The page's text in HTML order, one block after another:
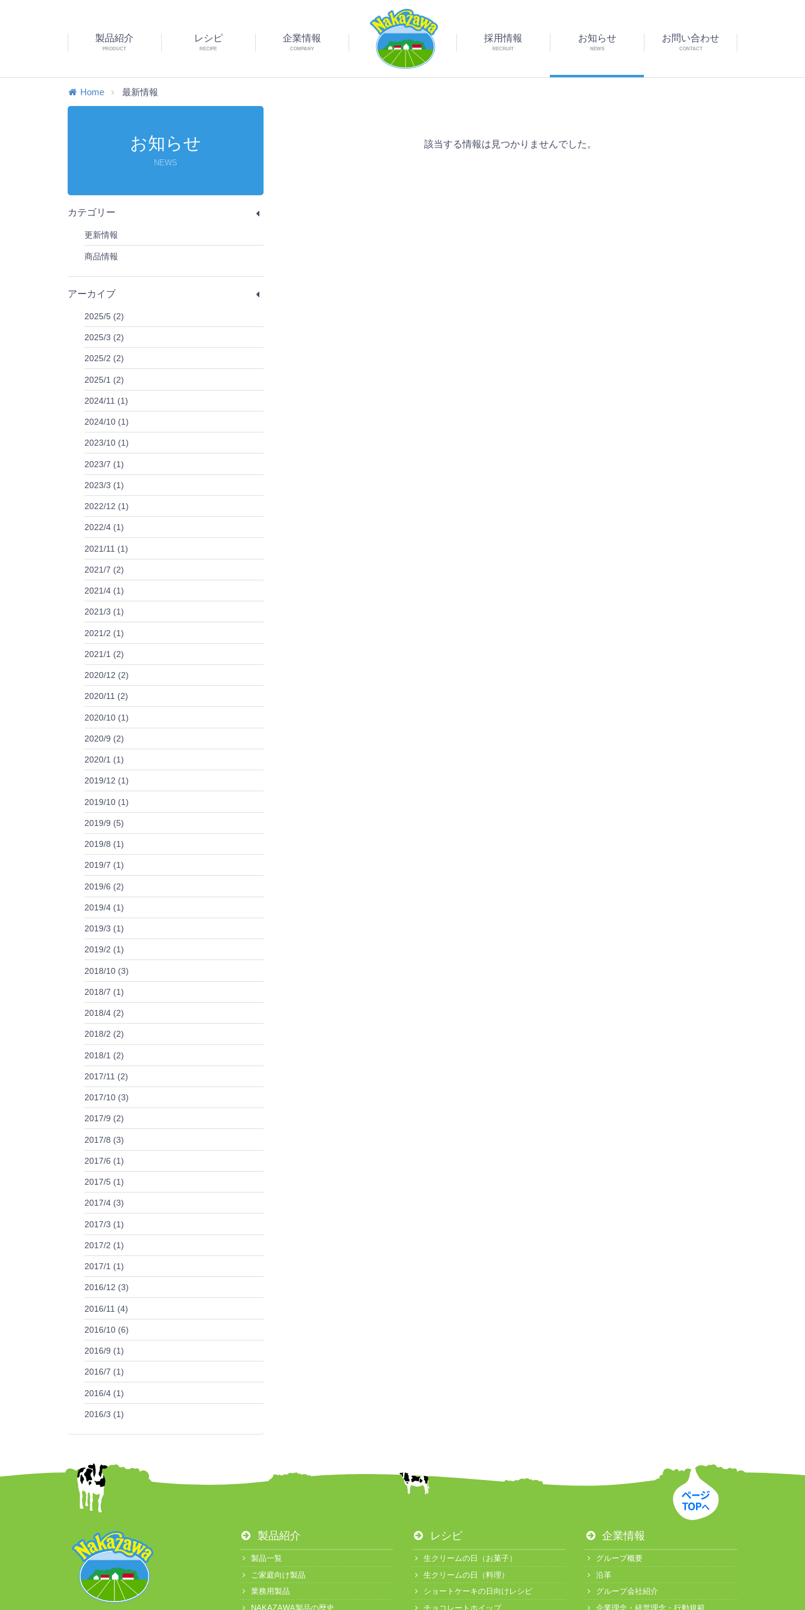
製品紹介
PRODUCT
レシピ
RECIPE
企業情報
COMPANY
採用情報
RECRUIT
お知らせ
NEWS
お問い合わせ
CONTACT
Home 最新情報
お知らせ
NEWS
カテゴリー
更新情報
商品情報
アーカイブ
2025/5 (2)
2025/3 (2)
2025/2 (2)
2025/1 (2)
2024/11 (1)
2024/10 (1)
2023/10 (1)
2023/7 (1)
2023/3 (1)
2022/12 (1)
2022/4 (1)
2021/11 (1)
2021/7 (2)
2021/4 (1)
2021/3 (1)
2021/2 (1)
2021/1 (2)
2020/12 (2)
2020/11 (2)
2020/10 (1)
2020/9 (2)
2020/1 (1)
2019/12 (1)
2019/10 (1)
2019/9 (5)
2019/8 (1)
2019/7 (1)
2019/6 (2)
2019/4 (1)
2019/3 (1)
2019/2 (1)
2018/10 (3)
2018/7 (1)
2018/4 (2)
2018/2 (2)
2018/1 (2)
2017/11 (2)
2017/10 (3)
2017/9 (2)
2017/8 (3)
2017/6 (1)
2017/5 (1)
2017/4 (3)
2017/3 (1)
2017/2 (1)
2017/1 (1)
2016/12 (3)
2016/11 (4)
2016/10 (6)
2016/9 (1)
2016/7 (1)
2016/4 (1)
2016/3 (1)
該当する情報は見つかりませんでした。
製品紹介
製品一覧
ご家庭向け製品
業務用製品
NAKAZAWA製品の歴史
レシピ
生クリームの日（お菓子）
生クリームの日（料理）
ショートケーキの日向けレシピ
チョコレートホイップ
企業情報
グループ概要
沿革
グループ会社紹介
企業理念・経営理念・行動規範